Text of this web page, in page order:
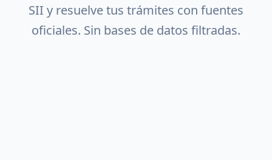
SII y resuelve tus trámites con fuentes
oficiales. Sin bases de datos filtradas.